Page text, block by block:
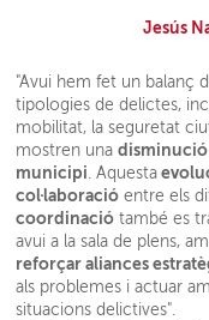
Jesús
"Avui hem fet un balanç
tipologies de delictes,
mobilitat, la seguretat
mostren unadisminució
municipi . Aquesta
col·laboració entre els
coordinació també es
avui a la sala de plens,
reforçar aliances
als problemes i actuar
situacions delictives".